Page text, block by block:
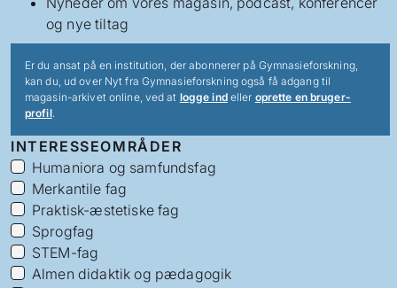
og nye tiltag
Er du ansat på en institution, der abonnerer på Gymnasieforskning,
kan du, ud over Nyt fra Gymnasieforskning også få adgang til
magasin-arkivet online, ved at logge indeller oprette en bruger-
profil.
INTERESSEOMRÅDER
Humaniora og samfundsfag
Merkantile fag
Praktisk-æstetiske fag
Sprogfag
STEM-fag
Almen didaktik og pædagogik